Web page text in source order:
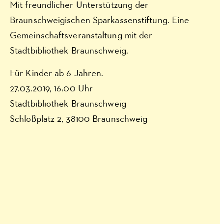
Mit freundlicher Unterstützung der
Braunschweigischen Sparkassenstiftung. Eine
Gemeinschaftsveranstaltung mit der
Stadtbibliothek Braunschweig.
Für Kinder ab 6 Jahren.
27.03.2019, 16:00 Uhr
Stadtbibliothek Braunschweig
Schloßplatz 2, 38100 Braunschweig